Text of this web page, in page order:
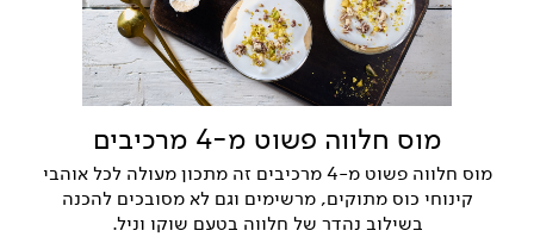
מוס חלווה פשוט מ-4 מרכיבים
מוס חלווה פשוט מ-4 מרכיבים זה מתכון מעולה לכל אוהבי
קינוחי כוס מתוקים, מרשימים וגם לא מסובכים להכנה
בשילוב נהדר של חלווה בטעם שוקו וניל.